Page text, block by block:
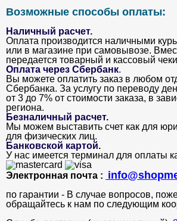
Возможные способы оплаты:
Наличный расчет.
Оплата производится наличными
или в магазине при самовывозе.
передается товарный и кассовый
Оплата через Сбербанк.
Вы можете оплатить заказ в любом
Сбербанка. За услугу по переводу
от 3 до 7% от стоимости заказа, в
региона.
Безналичный расчет.
Мы можем выставить счет как для
для физических лиц.
Банковской картой.
У нас имеется терминал для оплаты
Электронная почта :
по гарантии - В случае вопросов,
обращайтесь к нам по следующим